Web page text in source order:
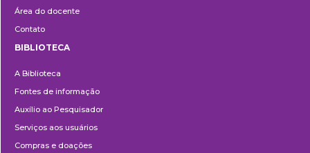
Área do docente
Contato
BIBLIOTECA
A Biblioteca
Fontes de informação
Auxílio ao Pesquisador
Serviços aos usuários
Compras e doações